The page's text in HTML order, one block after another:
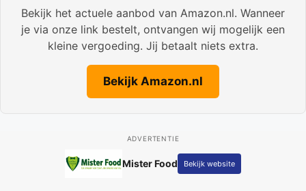
Bekijk het actuele aanbod van Amazon.nl. Wanneer
je via onze link bestelt, ontvangen wij mogelijk een
kleine vergoeding. Jij betaalt niets extra.
Bekijk Amazon.nl
ADVERTENTIE
Fotografie Kay Schepers Bekijk website